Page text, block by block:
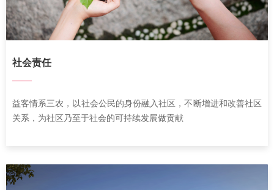
社会责任
——
益客情系三农，以社会公民的身份融入社区，不断增进和改善社区
关系，为社区乃至于社会的可持续发展做贡献